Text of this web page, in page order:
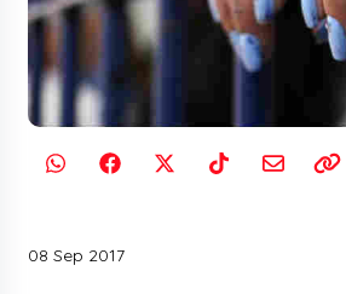
08 Sep 2017